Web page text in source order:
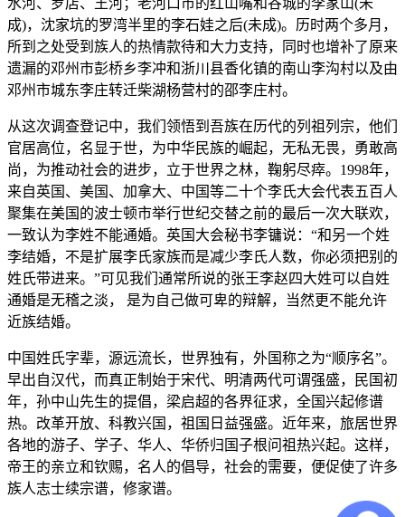
成)，沈家坑的罗湾半里的李石娃之后(未成)。历时两个多月，
所到之处受到族人的热情款待和大力支持，同时也增补了原来
遗漏的邓州市彭桥乡李冲和浙川县香化镇的南山李沟村以及由
邓州市城东李庄转迁柴湖杨营村的邵李庄村。
从这次调查登记中，我们领悟到吾族在历代的列祖列宗，他们
官居高位，名显于世，为中华民族的崛起，无私无畏，勇敢高
尚，为推动社会的进步，立于世界之林，鞠躬尽瘁。1998年，
来自英国、美国、加拿大、中国等二十个李氏大会代表五百人
聚集在美国的波士顿市举行世纪交替之前的最后一次大联欢，
一致认为李姓不能通婚。英国大会秘书李镛说：“和另一个姓
李结婚，不是扩展李氏家族而是减少李氏人数，你必须把别的
姓氏带进来。”可见我们通常所说的张王李赵四大姓可以自姓
通婚是无稽之淡， 是为自己做可卑的辩解，当然更不能允许
近族结婚。
中国姓氏字辈，源远流长，世界独有，外国称之为“顺序名”。
早出自汉代，而真正制始于宋代、明清两代可谓强盛，民国初
年，孙中山先生的提倡，梁启超的各界征求，全国兴起修谱
热。改革开放、科教兴国，祖国日益强盛。近年来，旅居世界
各地的游子、学子、华人、华侨归国子根问祖热兴起。这样，
帝王的亲立和钦赐，名人的倡导，社会的需要，便促使了许多
族人志士续宗谱，修家谱。